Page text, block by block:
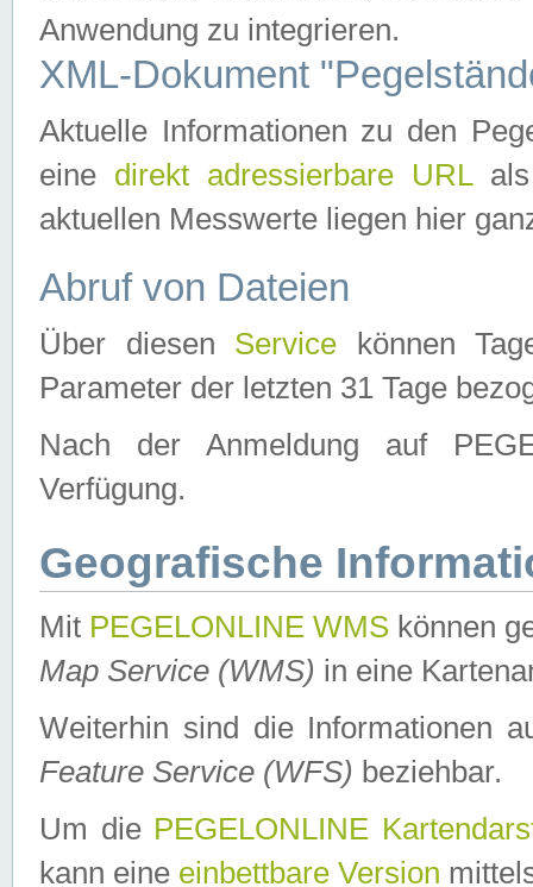
Anwendung zu integrieren.
XML-Dokument
Aktuelle Informationen zu den
eine direkt adressierbare URLals
aktuellen Messwerte liegen hier
Abruf von Dateien
Über diesen Service können
Parameter der letzten 31 Tage
Nach der Anmeldung auf
Verfügung.
Geografische
Mit PEGELONLINE WMS können
Map Service (WMS) in eine
Weiterhin sind die Informationen
Feature Service (WFS) beziehbar.
Um die PEGELONLINE
kann eine einbettbare Version